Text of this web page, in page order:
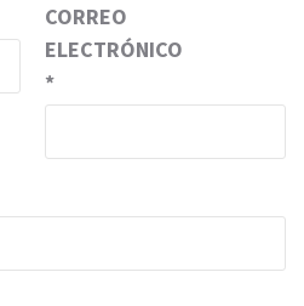
CORREO
ELECTRÓNICO
*